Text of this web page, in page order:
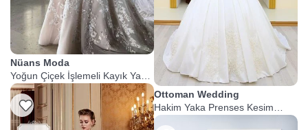
Nüans Moda
Yoğun Çiçek İşlemeli Kayık Yaka
Gelinlik
Listeme Ekle
Ottoman Wedding
Hakim Yaka Prenses Kesim
Tesettür Gelinlik